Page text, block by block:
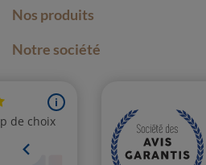
Nos produits
Notre société